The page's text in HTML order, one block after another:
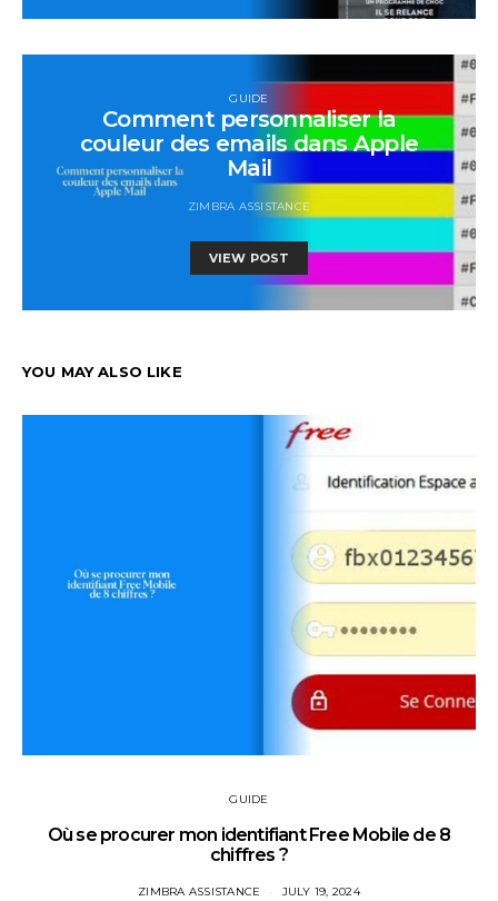
GUIDE
Comment personnaliser la
couleur des emails dans Apple
Mail
ZIMBRA ASSISTANCE
VIEW POST
YOU MAY ALSO LIKE
GUIDE
Où se procurer mon identifiant Free Mobile de 8
chiffres ?
ZIMBRA ASSISTANCE JULY 19, 2024